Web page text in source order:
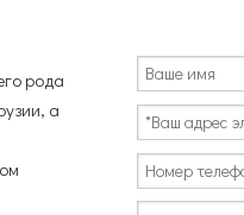
рода
а